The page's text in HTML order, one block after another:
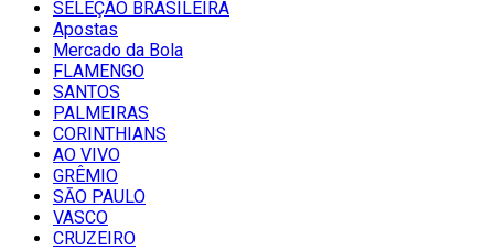
SELEÇÃO BRASILEIRA
Apostas
Mercado da Bola
FLAMENGO
SANTOS
PALMEIRAS
CORINTHIANS
AO VIVO
GRÊMIO
SĀO PAULO
VASCO
CRUZEIRO